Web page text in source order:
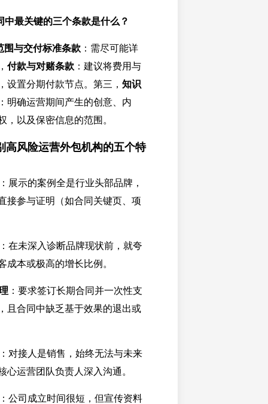
中最关键的三个条款是什么？
围与交付标准条款：需尽可能详
付款与对赌条款：建议将费用与
设置分期付款节点。第三， 知识
明确运营期间产生的创意、内
，以及保密信息的范围。
高风险运营外包机构的五个特
展示的案例全是行业头部品牌，
接参与证明（如合同关键页、项
在未深入诊断品牌现状前，就夸
成本或极高的增长比例。
：要求签订长期合同并一次性支
且合同中缺乏基于效果的退出或
对接人是销售，始终无法与未来
心运营团队负责人深入沟通。
公司成立时间很短，但宣传资料